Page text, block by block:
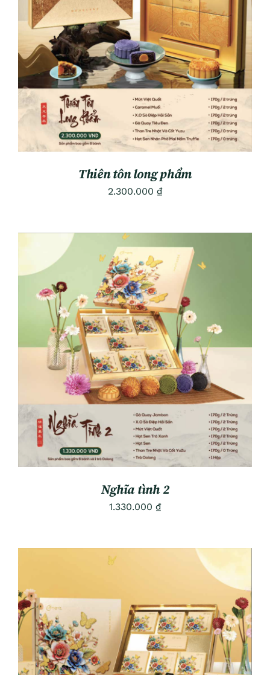
ADD TO CART
/
DETAILS
Thiên tôn long phẩm
2.300.000 ₫
ADD TO CART
/
DETAILS
Nghĩa tình 2
1.330.000 ₫
ADD TO CART
/